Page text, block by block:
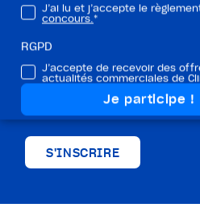
Je souhaite recevoir la
Je souhaite être tenu au
S'INSCRIRE
J’ai lu et j’accepte le
concours.*
RGPD
J’accepte de recevoir des
actualités commerciales de